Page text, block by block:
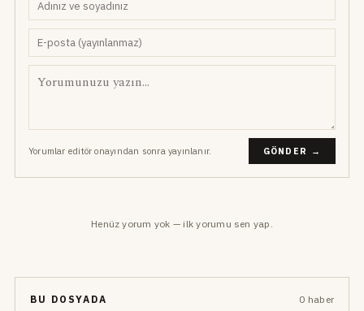
Yorumlar editör onayından sonra yayınlanır. GÖNDER →
Henüz yorum yok — ilk yorumu sen yap.
BU DOSYADA 0 haber